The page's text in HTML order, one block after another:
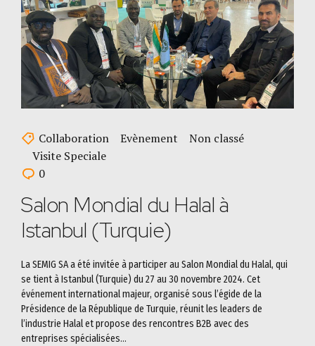
Collaboration Evènement
Non classé
Visite Speciale
0
Salon Mondial du Halal à
Istanbul (Turquie)
La SEMIG SA a été invitée à participer au Salon Mondial du Halal, qui
se tient à Istanbul (Turquie) du 27 au 30 novembre 2024. Cet
événement international majeur, organisé sous l’égide de la
Présidence de la République de Turquie, réunit les leaders de
l’industrie Halal et propose des rencontres B2B avec des
entreprises spécialisées...